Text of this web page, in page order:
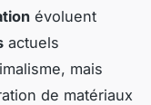
évoluent
actuels
mais
de matériaux